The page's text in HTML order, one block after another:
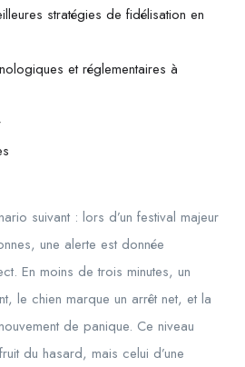
stratégies de fidélisation en
et réglementaires à
suivant : lors d’un festival majeur
une alerte est donnée
En moins de trois minutes, un
le chien marque un arrêt net, et la
de panique. Ce niveau
du hasard, mais celui d’une